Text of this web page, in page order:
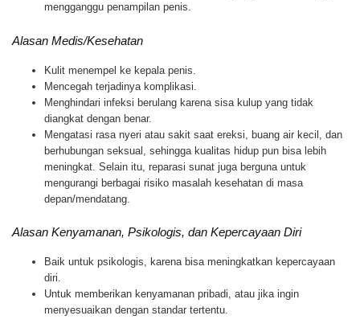
mengganggu penampilan penis.
Alasan Medis/Kesehatan
Kulit menempel ke kepala penis.
Mencegah terjadinya komplikasi.
Menghindari infeksi berulang karena sisa kulup yang tidak
diangkat dengan benar.
Mengatasi rasa nyeri atau sakit saat ereksi, buang air kecil, dan
berhubungan seksual, sehingga kualitas hidup pun bisa lebih
meningkat. Selain itu, reparasi sunat juga berguna untuk
mengurangi berbagai risiko masalah kesehatan di masa
depan/mendatang.
Alasan Kenyamanan, Psikologis, dan Kepercayaan Diri
Baik untuk psikologis, karena bisa meningkatkan kepercayaan
diri.
Untuk memberikan kenyamanan pribadi, atau jika ingin
menyesuaikan dengan standar tertentu.